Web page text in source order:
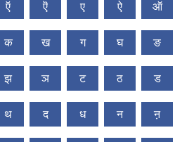
ऍ ऎ ए ऐ ऑ
क ख ग घ ङ
झ ञ ट ठ ड
थ द ध न ऩ